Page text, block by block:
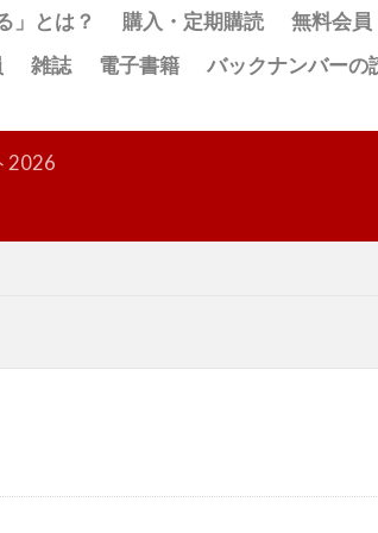
」とは？ 購入・定期購読
無料会員
雑誌 電子書籍
バックナンバーの
2026
検索